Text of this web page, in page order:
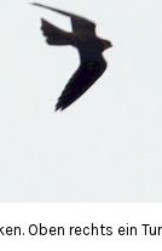
Oben rechts ein